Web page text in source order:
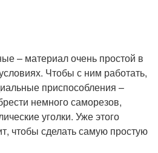
– материал очень простой в
Чтобы с ним работать,
приспособления –
немного саморезов,
уголки. Уже этого
чтобы сделать самую простую